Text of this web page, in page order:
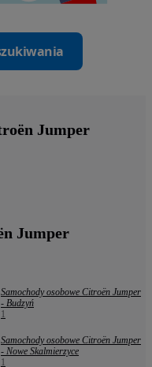
Jumper
Jumper
Samochody osobowe Citroën Jumper
- Budzyń
1
Samochody osobowe Citroën Jumper
- Nowe Skalmierzyce
1